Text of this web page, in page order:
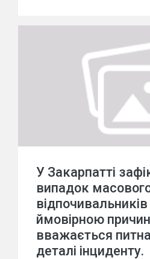
У Закарпатті
випадок
відпочивальників
ймовірною
вважається
деталі інциденту.